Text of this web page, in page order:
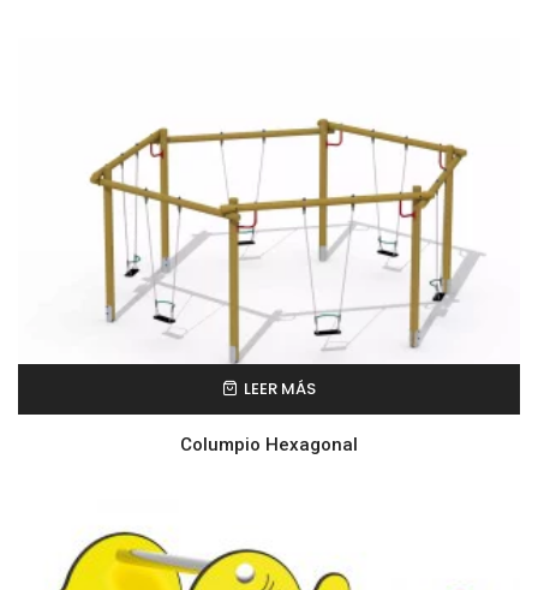
LEER MÁS
Columpio Hexagonal